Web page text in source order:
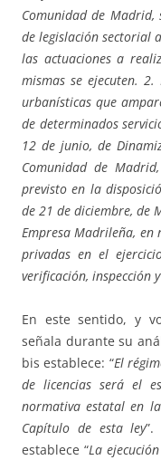
Comunidad de
de legislación sectorial
las actuaciones a
mismas se ejecuten.
urbanísticas que
de determinados
12 de junio, de
Comunidad de
previsto en la
de 21 de diciembre, de
Empresa Madrileña,
privadas en el
verificación, inspección
En este sentido, y
señala durante su
bis establece: “El
de licencias será el
normativa estatal en
Capítulo de esta ley
establece “La